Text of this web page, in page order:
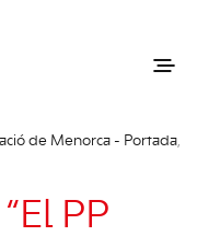
de Menorca - Portada,
PP